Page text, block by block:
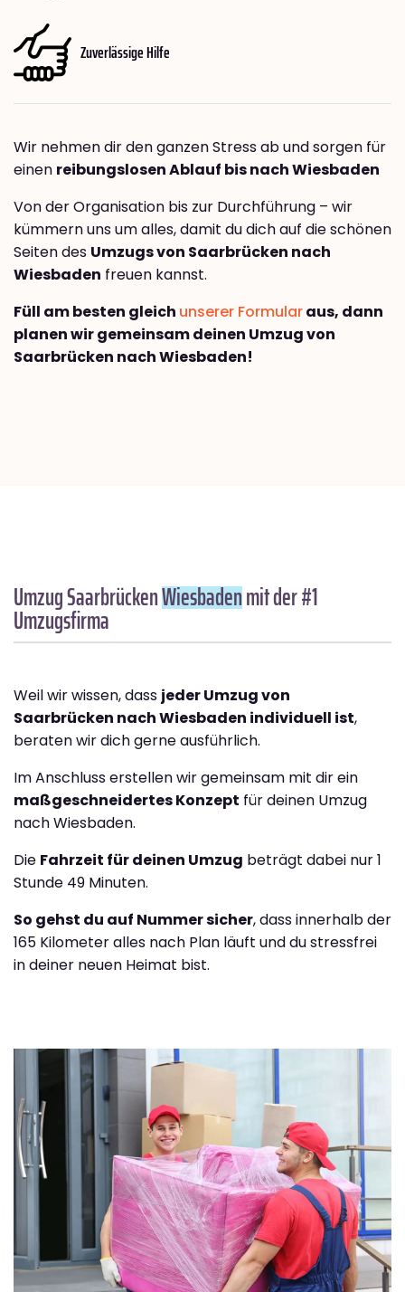
Zuverlässige Hilfe
Wir nehmen dir den ganzen Stress ab und sorgen für
einen reibungslosen Ablauf bis nach Wiesbaden
Von der Organisation bis zur Durchführung – wir
kümmern uns um alles, damit du dich auf die schönen
Seiten des Umzugs von Saarbrücken nach
Wiesbaden freuen kannst.
Füll am besten gleich unserer Formularaus, dann
planen wir gemeinsam deinen Umzug von
Saarbrücken nach Wiesbaden!
Umzug SaarbrückenWiesbadenmit der #1
Umzugsfirma
Weil wir wissen, dass jeder Umzug von
Saarbrücken nach Wiesbaden individuell ist,
beraten wir dich gerne ausführlich.
Im Anschluss erstellen wir gemeinsam mit dir ein
maßgeschneidertes Konzept für deinen Umzug
nach Wiesbaden.
Die Fahrzeit für deinen Umzug beträgt dabei nur 1
Stunde 49 Minuten.
So gehst du auf Nummer sicher, dass innerhalb der
165 Kilometer alles nach Plan läuft und du stressfrei
in deiner neuen Heimat bist.